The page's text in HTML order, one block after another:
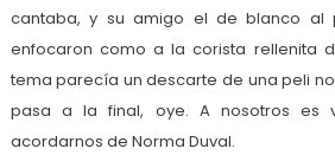
cantaba, y su amigo el de blanco al
enfocaron como a la corista rellenita
tema parecía un descarte de una peli
pasa a la final, oye. A nosotros es
acordarnos de Norma Duval.